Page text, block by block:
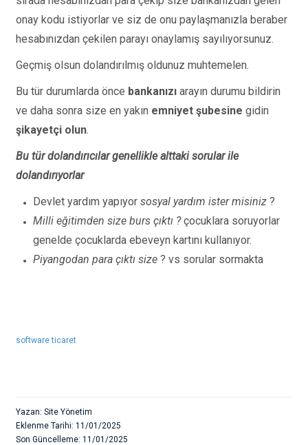
onay kodu istiyorlar ve siz de onu paylaşmanızla beraber
hesabınızdan çekilen parayı onaylamış sayılıyorsunuz.
Geçmiş olsun dolandırılmış oldunuz muhtemelen.
Bu tür durumlarda önce bankanızı arayın durumu bildirin
ve daha sonra size en yakın emniyet şubesine gidin
şikayetçi olun.
Bu tür dolandırıcılar genellikle alttaki sorular ile
dolandırıyorlar
Devlet yardım yapıyor sosyal yardım ister misiniz ?
Milli eğitimden size burs çıktı ?çocuklara soruyorlar
genelde çocuklarda ebeveyn kartını kullanıyor.
Piyangodan para çıktı size ? vs sorular sormakta
software ticaret
Yazan: Site Yönetim
Eklenme Tarihi: 11/01/2025
Son Güncelleme: 11/01/2025